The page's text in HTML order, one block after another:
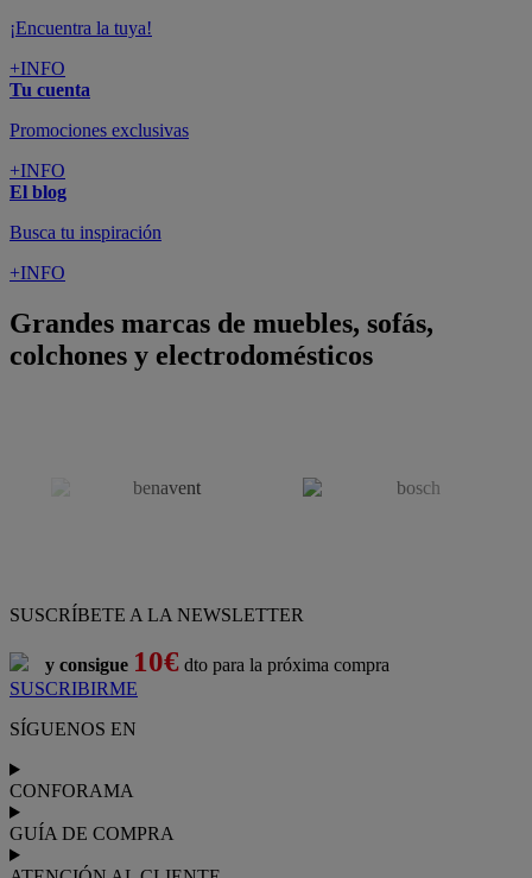
¡Encuentra la tuya!
+INFO
Tu cuenta
Promociones exclusivas
+INFO
El blog
Busca tu inspiración
+INFO
Grandes marcas de muebles, sofás,
colchones y electrodomésticos
SUSCRÍBETE A LA NEWSLETTER
y consigue 10€ dto para la próxima compra
SUSCRIBIRME
SÍGUENOS EN
CONFORAMA
GUÍA DE COMPRA